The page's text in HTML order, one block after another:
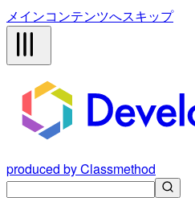
メインコンテンツへスキップ
produced by Classmethod